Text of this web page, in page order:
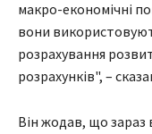
макро-економічні
вони
розрахування
розрахунків", –
Він жодав, що зараз